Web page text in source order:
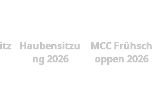
Haubensitzu
ng 2026
MCC Frühsch
oppen 2026